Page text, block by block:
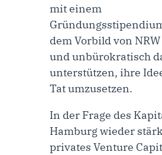
mit einem
dem Vorbild von
und unbürokratisch
unterstützen, ihre
Tat umzusetzen.
In der Frage des
Hamburg wieder
privates Venture